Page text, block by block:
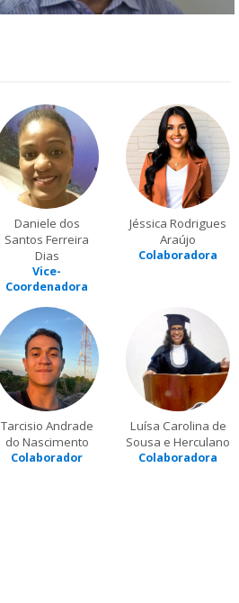
Daniele dos
Santos Ferreira
Dias
Vice-
Coordenadora
Jéssica Rodrigues
Araújo
Colaboradora
Tarcisio Andrade
do Nascimento
Colaborador
Luísa Carolina de
Sousa e Herculano
Colaboradora